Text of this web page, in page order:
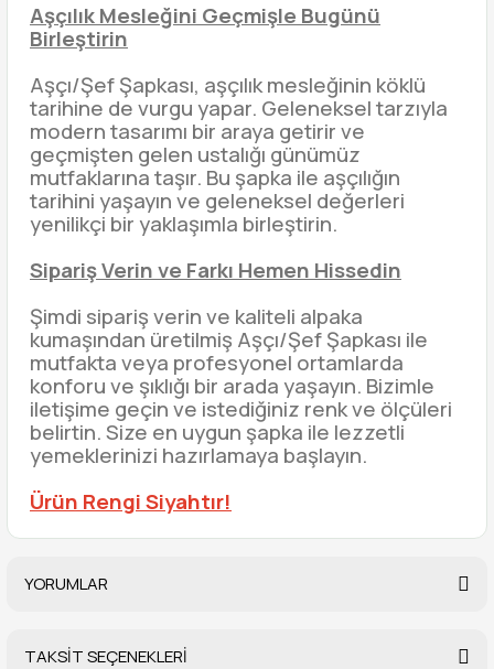
Aşçılık Mesleğini Geçmişle Bugünü
Birleştirin
Aşçı/Şef Şapkası, aşçılık mesleğinin köklü
tarihine de vurgu yapar. Geleneksel tarzıyla
modern tasarımı bir araya getirir ve
geçmişten gelen ustalığı günümüz
mutfaklarına taşır. Bu şapka ile aşçılığın
tarihini yaşayın ve geleneksel değerleri
yenilikçi bir yaklaşımla birleştirin.
Sipariş Verin ve Farkı Hemen Hissedin
Şimdi sipariş verin ve kaliteli alpaka
kumaşından üretilmiş Aşçı/Şef Şapkası ile
mutfakta veya profesyonel ortamlarda
konforu ve şıklığı bir arada yaşayın. Bizimle
iletişime geçin ve istediğiniz renk ve ölçüleri
belirtin. Size en uygun şapka ile lezzetli
yemeklerinizi hazırlamaya başlayın.
Ürün Rengi Siyahtır!
YORUMLAR
TAKSİT SEÇENEKLERİ